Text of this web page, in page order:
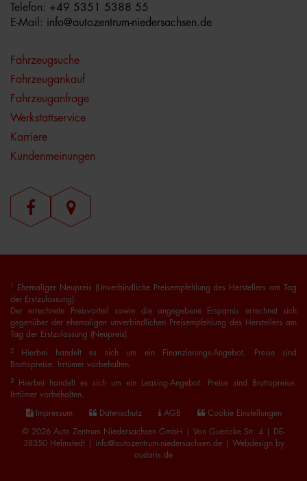
Telefon: +49 5351 5388 55
E-Mail: info@autozentrum-niedersachsen.de
Fahrzeugsuche
Fahrzeugankauf
Fahrzeuganfrage
Werkstattservice
Karriere
Kundenmeinungen
1
Ehemaliger Neupreis (Unverbindliche Preisempfehlung des Herstellers am Tag
der Erstzulassung).
Der errechnete Preisvorteil sowie die angegebene Ersparnis errechnet sich
gegenüber der ehemaligen unverbindlichen Preisempfehlung des Herstellers am
Tag der Erstzulassung (Neupreis).
2
Hierbei handelt es sich um ein Finanzierungs-Angebot. Preise sind
Bruttopreise. Irrtümer vorbehalten.
3
Hierbei handelt es sich um ein Leasing-Angebot. Preise sind Bruttopreise.
Irrtümer vorbehalten.
Impressum Datenschutz AGB Cookie Einstellungen
© 2026 Auto Zentrum Niedersachsen GmbH | Von Guericke Str. 4 | DE-
38350 Helmstedt | info@autozentrum-niedersachsen.de | Webdesign by
audaris.de